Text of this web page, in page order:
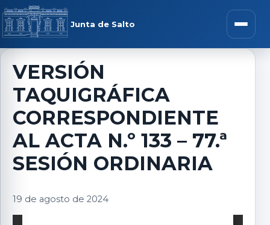
Saltar al contenido
Junta de Salto Abrir
menú
VERSIÓN
TAQUIGRÁFICA
CORRESPONDIENTE
AL ACTA N.º 133 – 77.ª
SESIÓN ORDINARIA
19 de agosto de 2024